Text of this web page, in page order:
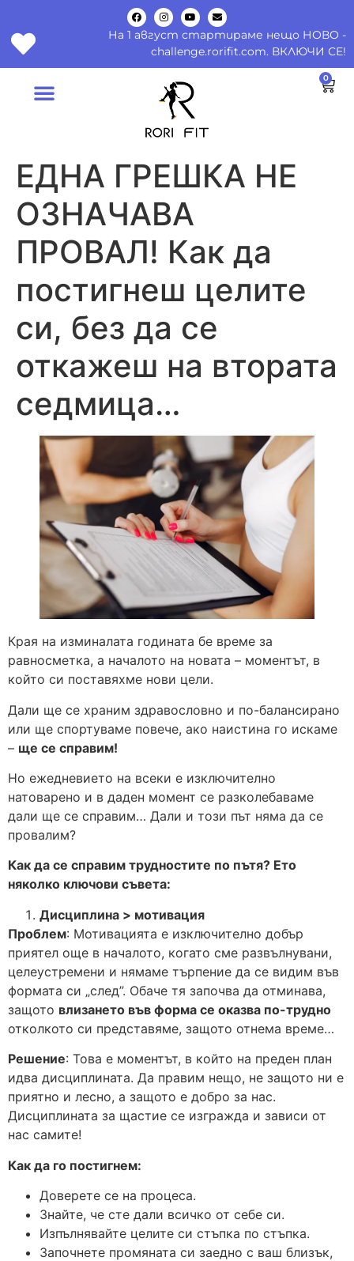
На 1 август стартираме нещо НОВО -
challenge.rorifit.com. ВКЛЮЧИ СЕ!
0
ЕДНА ГРЕШКА НЕ
ОЗНАЧАВА
ПРОВАЛ! Как да
постигнеш целите
си, без да се
откажеш на втората
седмица…
Края на изминалата годината бе време за
равносметка, а началото на новата – моментът, в
който си поставяхме нови цели.
Дали ще се храним здравословно и по-балансирано
или ще спортуваме повече, ако наистина го искаме
– ще се справим!
Но ежедневието на всеки е изключително
натоварено и в даден момент се разколебаваме
дали ще се справим… Дали и този път няма да се
провалим?
Как да се справим трудностите по пътя? Ето
няколко ключови съвета:
Дисциплина > мотивация
Проблем: Мотивацията е изключително добър
приятел още в началото, когато сме развълнувани,
целеустремени и нямаме търпение да се видим във
формата си „след”. Обаче тя започва да отминава,
защото влизането във форма се оказва по-трудно
отколкото си представяме, защото отнема време…
Решение: Това е моментът, в който на преден план
идва дисциплината. Да правим нещо, не защото ни е
приятно и лесно, а защото е добро за нас.
Дисциплината за щастие се изгражда и зависи от
нас самите!
Как да го постигнем:
Доверете се на процеса.
Знайте, че сте дали всичко от себе си.
Изпълнявайте целите си стъпка по стъпка.
Започнете промяната си заедно с ваш близък,